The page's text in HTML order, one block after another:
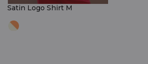
Satin Logo Shirt M